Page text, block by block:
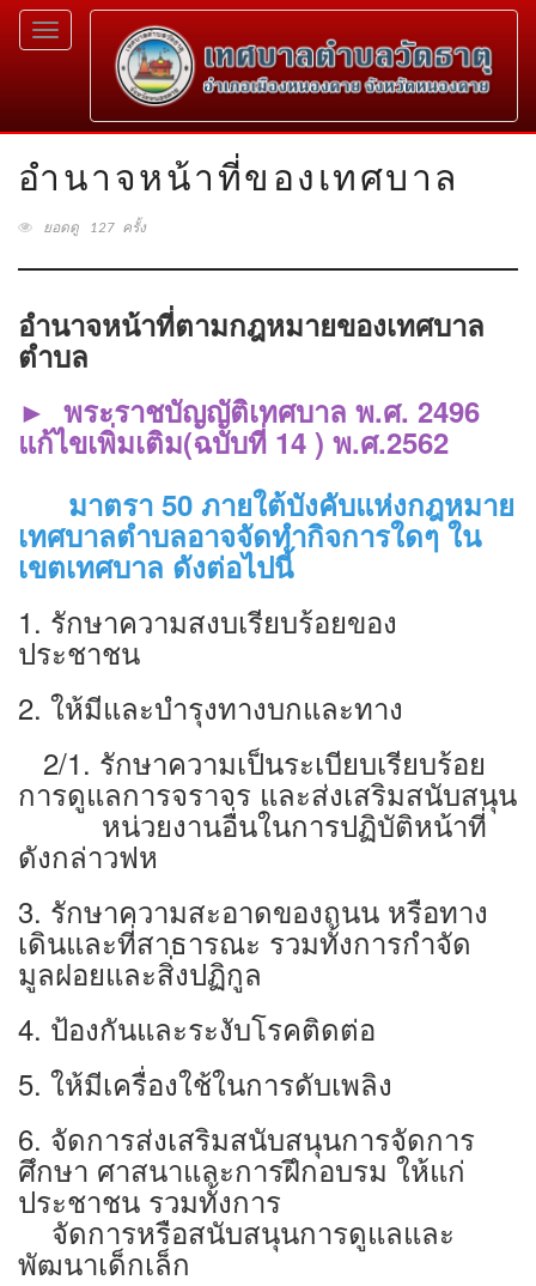
Toggle
navigation
อำนาจหน้าที่ของเทศบาล
ยอดดู 127 ครั้ง
อำนาจหน้าที่ตามกฎหมายของเทศบาล
ตำบล
► พระราชบัญญัติเทศบาล พ.ศ. 2496
แก้ไขเพิ่มเติม(ฉบับที่ 14 ) พ.ศ.2562
มาตรา 50 ภายใต้บังคับแห่งกฎหมาย
เทศบาลตำบลอาจจัดทำกิจการใดๆ ใน
เขตเทศบาล ดังต่อไปนี้
1. รักษาความสงบเรียบร้อยของ
ประชาชน
2. ให้มีและบำรุงทางบกและทาง
2/1. รักษาความเป็นระเบียบเรียบร้อย
การดูแลการจราจร และส่งเสริมสนับสนุน
หน่วยงานอื่นในการปฏิบัติหน้าที่
ดังกล่าวฟห
3. รักษาความสะอาดของถนน หรือทาง
เดินและที่สาธารณะ รวมทั้งการกำจัด
มูลฝอยและสิ่งปฏิกูล
4. ป้องกันและระงับโรคติดต่อ
5. ให้มีเครื่องใช้ในการดับเพลิง
6. จัดการส่งเสริมสนับสนุนการจัดการ
ศึกษา ศาสนาและการฝึกอบรม ให้แก่
ประชาชน รวมทั้งการ
จัดการหรือสนับสนุนการดูแลและ
พัฒนาเด็กเล็ก